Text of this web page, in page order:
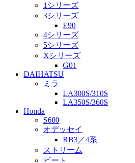
1シリーズ
3シリーズ
E90
4シリーズ
5シリーズ
Xシリーズ
G01
DAIHATSU
ミラ
LA300S/310S
LA350S/360S
Honda
S600
オデッセイ
RB3／4系
ストリーム
ビート